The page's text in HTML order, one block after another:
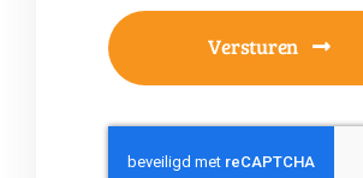
Versturen